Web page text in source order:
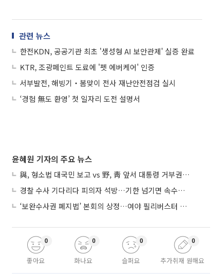
관련 뉴스
한전KDN, 공공기관 최초 '생성형 AI 보안관제' 실증 완료
KTR, 조광페인트 도료에 '펫 에버케어' 인증
서부발전, 해빙기‧봄맞이 전사 재난안전점검 실시
‘경험 無도 환영’ 첫 일자리 도전 설명서
윤혜원 기자의 주요 뉴스
與, 형소법 대국민 보고 vs 野, 靑 앞서 대통령 거부권 촉구
경찰 수사 기다리다 피의자 석방…기한 넘기면 속수무책
‘보완수사권 폐지법’ 본회의 상정…여야 필리버스터 대치
좋아요
0
화나요
0
슬퍼요
0
추가취재 원해요
0